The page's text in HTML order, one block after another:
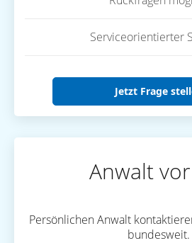
Serviceorientierter
Jetzt Frage
Anwalt
Persönlichen Anwalt
bundesweit.